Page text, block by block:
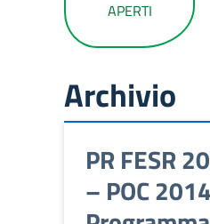
APERTI
Archivio
PR FESR
– POC